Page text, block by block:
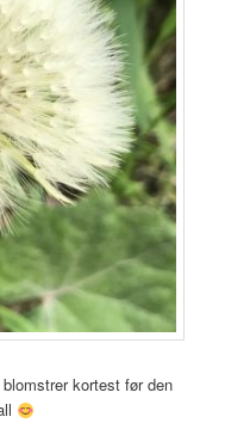
kortest før den